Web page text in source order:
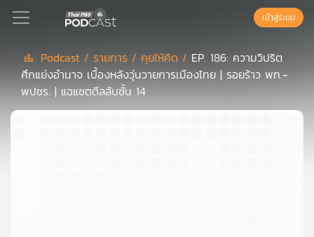
Podcast
เข้าสู่ระบบ
Podcast / รายการ / คุยให้คิด / EP. 186: ความวิปริต
ศึกแย่งอำนาจ เบื้องหลังวุ่นวายการเมืองไทย | รอยร้าว พท.-
พปชร. | แฉแชตดีลลับชั้น 14